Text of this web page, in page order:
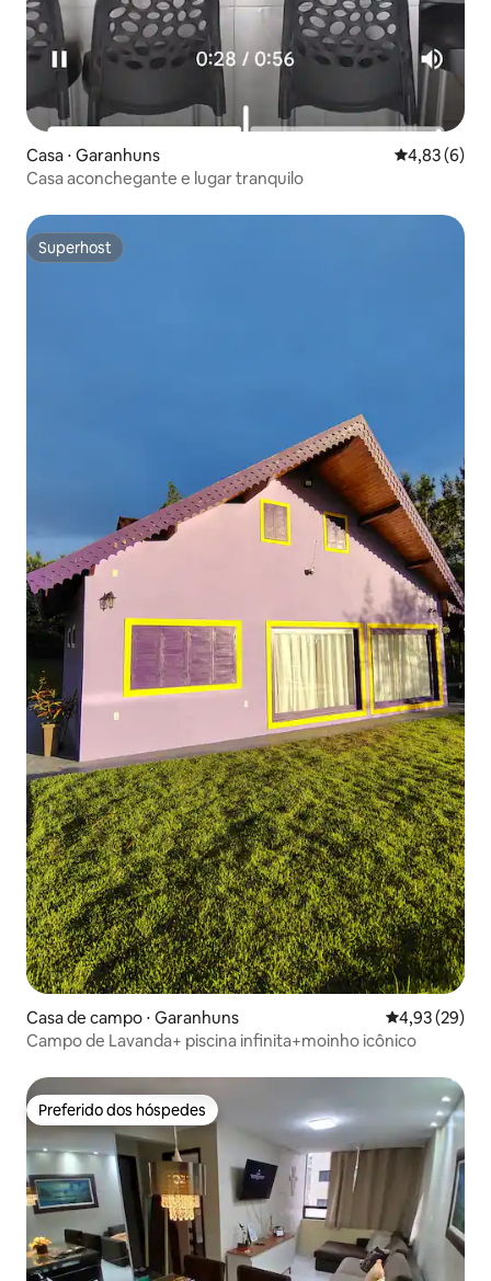
Casa ⋅ Garanhuns 4,83 de uma
4,83 (6)
Casa aconchegante e lugar tranquilo
Superhost
Superhost
Casa de campo ⋅ Garanhuns 4,93 de uma
4,93 (29)
Campo de Lavanda+ piscina infinita+moinho icônico
Preferido dos hóspedes
Preferido dos hóspedes